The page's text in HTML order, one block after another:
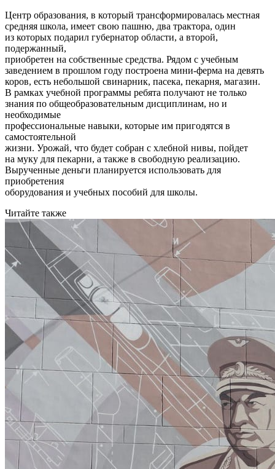
Центр образования, в который трансформировалась местная
средняя школа, имеет свою пашню, два трактора, один
из которых подарил губернатор области, а второй,
подержанный,
приобретен на собственные средства. Рядом с учебным
заведением в прошлом году построена мини-ферма на девять
коров, есть небольшой свинарник, пасека, пекарня, магазин.
В рамках учебной программы ребята получают не только
знания по общеобразовательным дисциплинам, но и
необходимые
профессиональные навыки, которые им пригодятся в
самостоятельной
жизни. Урожай, что будет собран с хлебной нивы, пойдет
на муку для пекарни, а также в свободную реализацию.
Вырученные деньги планируется использовать для
приобретения
оборудования и учебных пособий для школы.
Читайте также